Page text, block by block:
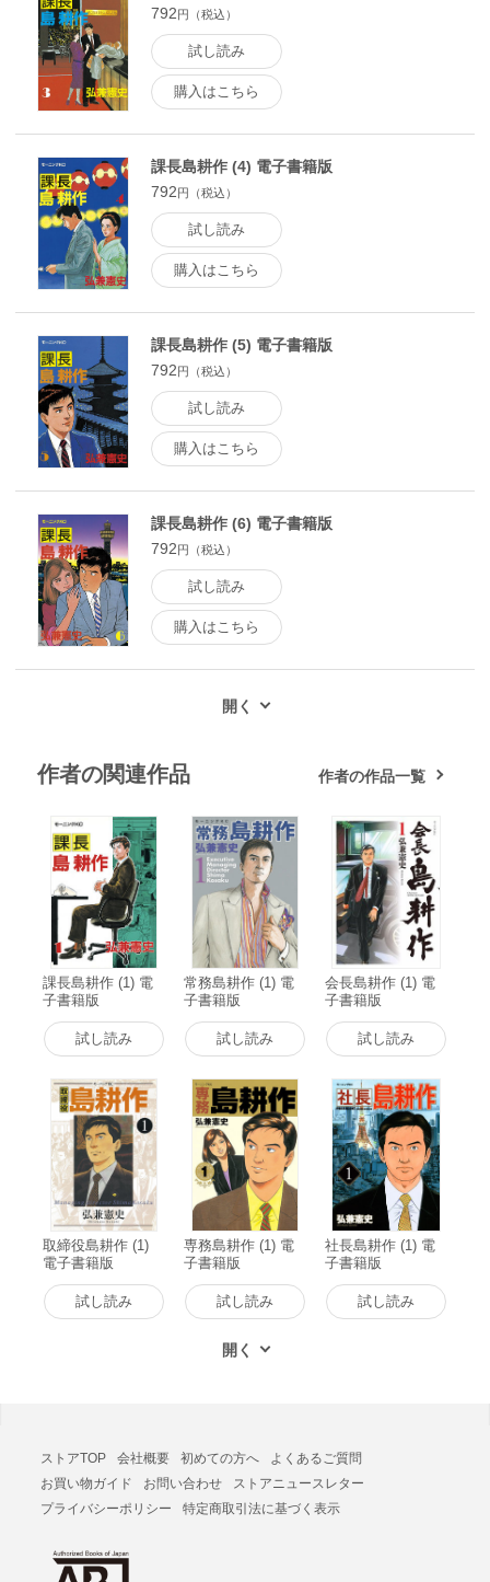
792円（税込）
試し読み
購入はこちら
課長島耕作 (4) 電子書籍版
792円（税込）
試し読み
購入はこちら
課長島耕作 (5) 電子書籍版
792円（税込）
試し読み
購入はこちら
課長島耕作 (6) 電子書籍版
792円（税込）
試し読み
購入はこちら
作者の関連作品 作者の作品一覧
課長島耕作 (1) 電
子書籍版
試し読み
常務島耕作 (1) 電
子書籍版
試し読み
会長島耕作 (1) 電
子書籍版
試し読み
取締役島耕作 (1)
電子書籍版
試し読み
専務島耕作 (1) 電
子書籍版
試し読み
社長島耕作 (1) 電
子書籍版
試し読み
ストアTOP 会社概要 初めての方へ
よくあるご質問
お買い物ガイド
お問い合わせ
ストアニュースレター
プライバシーポリシー
特定商取引法に基づく表示